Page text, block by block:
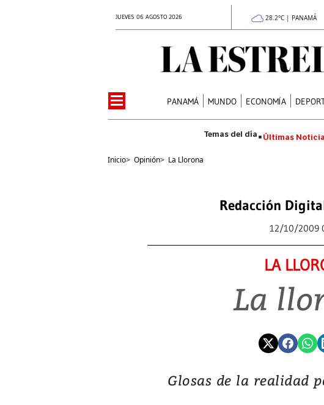
JUEVES 06 AGOSTO 2026 28.2°C | PANAMÁ
PANAMÁ MUNDO ECONOMÍA
Últimas
Inicio> Opinión> La Llorona
Redacción
12/10/2009
LA
La
Glosas de la realidad